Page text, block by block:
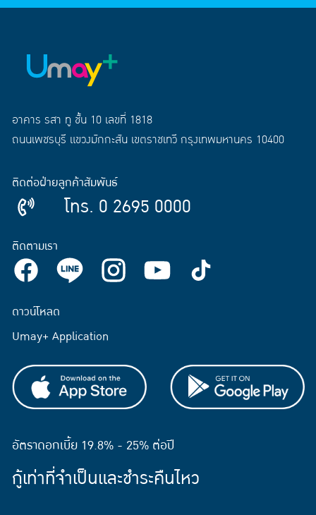
อาคาร รสา ทู ชั้น 10 เลขที่ 1818
ถนนเพชรบุรี แขวงมักกะสัน เขตราชเทวี กรุงเทพมหานคร 10400
ติดต่อฝ่ายลูกค้าสัมพันธ์
โทร. 0 2695 0000
ติดตามเรา
ดาวน์โหลด
Umay+ Application
อัตราดอกเบี้ย 19.8% - 25% ต่อปี
กู้เท่าที่จำเป็นและชำระคืนไหว